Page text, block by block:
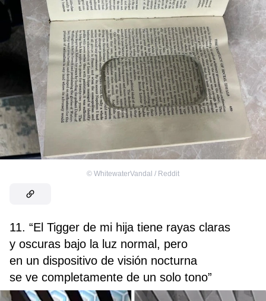
© WhitewaterVandal / Reddit
11. “El Tigger de mi hija tiene rayas claras
y oscuras bajo la luz normal, pero
en un dispositivo de visión nocturna
se ve completamente de un solo tono”